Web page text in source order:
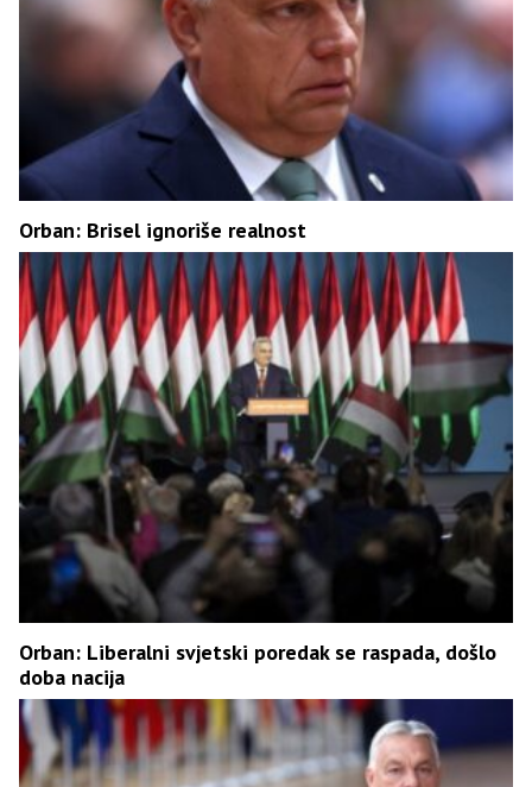
Orban: Brisel ignoriše realnost
Orban: Liberalni svjetski poredak se raspada, došlo
doba nacija